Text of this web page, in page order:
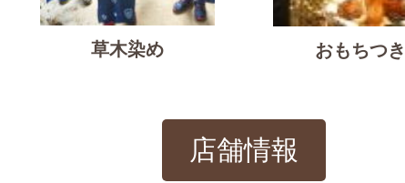
草木染め おもちつき
店舗情報